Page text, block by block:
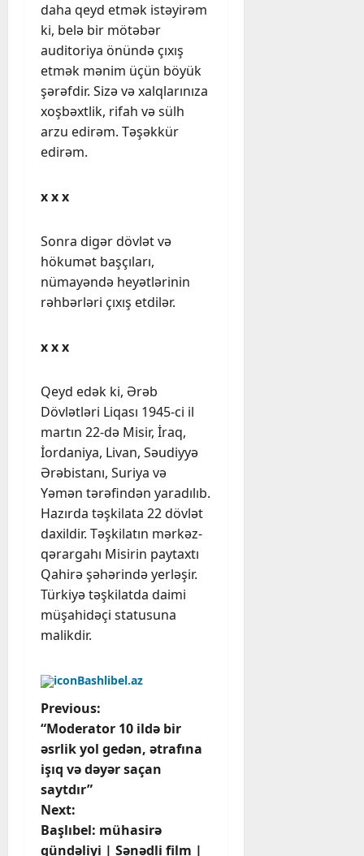
daha qeyd etmək istəyirəm
ki, belə bir mötəbər
auditoriya önündə çıxış
etmək mənim üçün böyük
şərəfdir. Sizə və xalqlarınıza
xoşbəxtlik, rifah və sülh
arzu edirəm. Təşəkkür
edirəm.
x x x
Sonra digər dövlət və
hökumət başçıları,
nümayəndə heyətlərinin
rəhbərləri çıxış etdilər.
x x x
Qeyd edək ki, Ərəb
Dövlətləri Liqası 1945-ci il
martın 22-də Misir, İraq,
İordaniya, Livan, Səudiyyə
Ərəbistanı, Suriya və
Yəmən tərəfindən yaradılıb.
Hazırda təşkilata 22 dövlət
daxildir. Təşkilatın mərkəz-
qərargahı Misirin paytaxtı
Qahirə şəhərində yerləşir.
Türkiyə təşkilatda daimi
müşahidəçi statusuna
malikdir.
Bashlibel.az
P
o
s
t
Previous:
“Moderator 10 ildə bir
əsrlik yol gedən, ətrafına
işıq və dəyər saçan
saytdır”
Next:
Başlıbel: mühasirə
gündəliyi | Sənədli film |